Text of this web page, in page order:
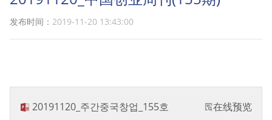
发布时间： 2019-11-20 13:43:00
20191120_주간중국창업_155호 在线预览